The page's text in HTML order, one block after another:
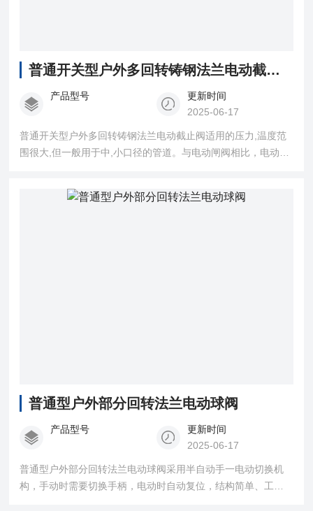
普通开关型户外多回转铸钢法兰电动截止阀
产品型号
更新时间
2025-06-17
普通开关型户外多回转铸钢法兰电动截止阀适用的压力,温度范
围很大,但一般用于中,小口径的管道。与电动闸阀相比，电动法
普通型户外部分回转法兰电动球阀
产品型号
更新时间
2025-06-17
普通型户外部分回转法兰电动球阀采用半自动手一电动切换机
构，手动时需要切换手柄，电动时自动复位，结构简单、工作